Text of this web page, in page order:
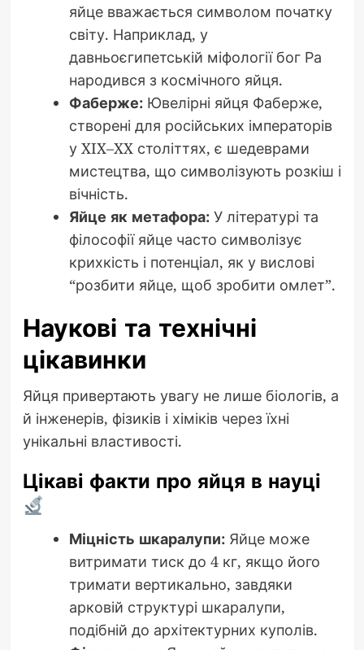
яйце вважається символом початку
світу. Наприклад, у
давньоєгипетській міфології бог Ра
народився з космічного яйця.
Фаберже:Ювелірні яйця Фаберже,
створені для російських імператорів
у XIX–XX століттях, є шедеврами
мистецтва, що символізують розкіш і
вічність.
Яйце як метафора:У літературі та
філософії яйце часто символізує
крихкість і потенціал, як у вислові
“розбити яйце, щоб зробити омлет”.
Наукові та технічні
цікавинки
Яйця привертають увагу не лише біологів, а
й інженерів, фізиків і хіміків через їхні
унікальні властивості.
Цікаві факти про яйця в науці
Міцність шкаралупи:Яйце може
витримати тиск до 4 кг, якщо його
тримати вертикально, завдяки
арковій структурі шкаралупи,
подібній до архітектурних куполів.